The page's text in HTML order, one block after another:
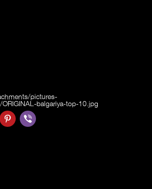
pictures-
balgariya-top-10.jpg